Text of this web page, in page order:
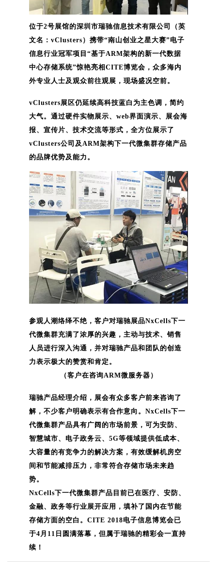
位于2号展馆的深圳市瑞驰信息技术有限公司（英
文名：vClusters）携带“南山创业之星大赛”电子
信息行业冠军项目“基于ARM架构的新一代数据
中心存储系统”惊艳亮相CITE博览会，众多海内
外专业人士及观众前往观展，现场盛况空前。
vClusters展区仍延续高科技蓝白为主色调，简约
大气。通过硬件实物展示、web界面演示、展会海
报、宣传片、技术交流等形式，全方位展示了
vClusters公司及ARM架构下一代微集群存储产品
的品牌优势及能力。
参观人潮络绎不绝，客户对瑞驰展品NxCells下一
代微集群充满了浓厚的兴趣，主动与技术、销售
人员进行深入沟通，并对瑞驰产品和团队的创造
力表示极大的赞赏和肯定。
（客户在咨询ARM微服务器）
瑞驰产品经理介绍， 展会有众多客户前来咨询了
解，不少客户明确表示有合作意向。NxCells下一
代微集群产品具有广阔的市场前景，可为安防、
智慧城市、电子政务云、5G等领域提供低成本、
大容量的有竞争力的解决方案 ，有效缓解机房空
间和节能减排压力 ，非常符合存储市场未来趋
势。
NxCells下一代微集群产品 目前已在医疗、安防、
金融、政务等行业展开应用 ，填补了国内在节能
存储方面的空白。 CITE 2018电子信息博览会已
于4月11日圆满落幕，但属于瑞驰的精彩会一直持
续！